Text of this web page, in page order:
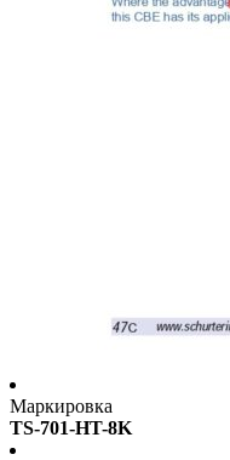
Маркировка
TS-701-HT-8K